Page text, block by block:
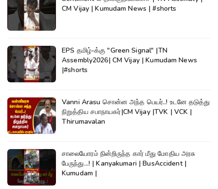
CM Vijay | Kumudam News | #shorts
EPS தமிழ்-க்கு "Green Signal" |TN
Assembly2026| CM Vijay | Kumudam News
|#shorts
Vanni Arasu சொன்ன அந்த பெயர்..! உடனே தடுத்து
நிறுத்திய சபாநாயகர்|CM Vijay |TVK | VCK |
Thirumavalan
சாலையோரம் நின்றிருந்த கார் மீது மோதிய அரசு
பேருந்து...! | Kanyakumari | BusAccident |
Kumudam |